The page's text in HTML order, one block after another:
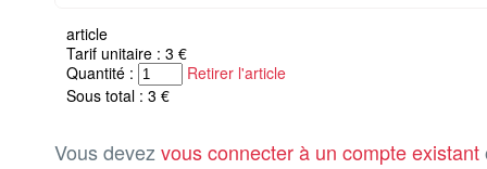
article
Tarif unitaire : 3 €
Quantité :
Retirer l'article
Sous total : 3 €
Vous devez vous connecter à un compte existant